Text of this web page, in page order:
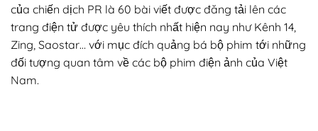
của chiến dịch PR là 60 bài viết được đăng tải lên các
trang điện tử được yêu thích nhất hiện nay như Kênh 14,
Zing, Saostar… với mục đích quảng bá bộ phim tới những
đối tượng quan tâm về các bộ phim điện ảnh của Việt
Nam.